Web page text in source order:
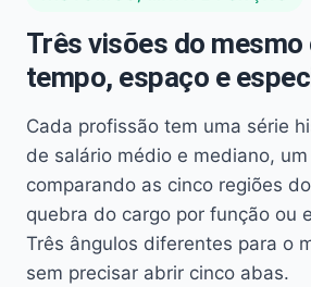
Três visões do mesmo
tempo, espaço e
Cada profissão tem uma série
de salário médio e mediano,
comparando as cinco regiões
quebra do cargo por função ou
Três ângulos diferentes para o
sem precisar abrir cinco abas.